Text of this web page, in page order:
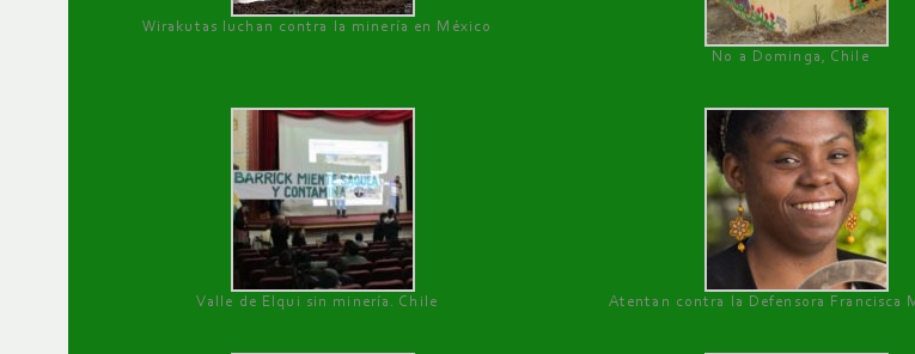
Wirakutas luchan contra la minería en México
No a Dominga, Chile
Valle de Elqui sin minería. Chile Atentan contra la Defensora Francisca